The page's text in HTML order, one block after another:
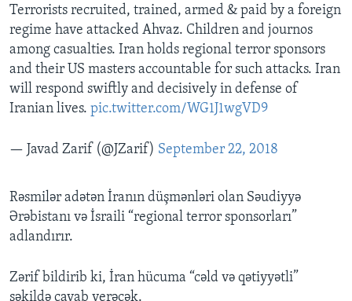
Terrorists recruited, trained, armed & paid by a foreign
regime have attacked Ahvaz. Children and journos
among casualties. Iran holds regional terror sponsors
and their US masters accountable for such attacks. Iran
will respond swiftly and decisively in defense of
Iranian lives. pic.twitter.com/WG1J1wgVD9
— Javad Zarif (@JZarif) September 22, 2018
Rəsmilər adətən İranın düşmənləri olan Səudiyyə
Ərəbistanı və İsraili “regional terror sponsorları”
adlandırır.
Zərif bildirib ki, İran hücuma “cəld və qətiyyətli”
şəkildə cavab verəcək.